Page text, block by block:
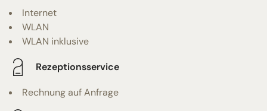
Internet
WLAN
WLAN inklusive
Rezeptionsservice
Rechnung auf Anfrage